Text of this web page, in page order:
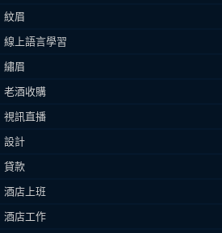
紋眉
線上語言學習
繡眉
老酒收購
視訊直播
設計
貸款
酒店上班
酒店工作